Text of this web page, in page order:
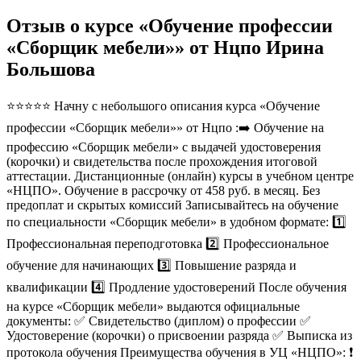
Отзыв о курсе «Обучение профессии
«Сборщик мебели»» от Нцпо Ирина
Большова
⭐⭐⭐⭐⭐ Начну с небольшого описания курса «Обучение
профессии «Сборщик мебели»» от Нцпо :➡️ Обучение на
профессию «Сборщик мебели» с выдачей удостоверения
(корочки) и свидетельства после прохождения итоговой
аттестации. Дистанционные (онлайн) курсы в учебном центре
«НЦПО». Обучение в рассрочку от 458 руб. в месяц. Без
предоплат и скрытых комиссий Записывайтесь на обучение
по специальности «Сборщик мебели» в удобном формате: 1️⃣
Профессиональная переподготовка 2️⃣ Профессиональное
обучение для начинающих 3️⃣ Повышение разряда и
квалификации 4️⃣ Продление удостоверений После обучения
на курсе «Сборщик мебели» выдаются официальные
документы: ✅ Свидетельство (диплом) о профессии ✅
Удостоверение (корочки) о присвоении разряда ✅ Выписка из
протокола обучения Преимущества обучения в УЦ «НЦПО»: ❗️